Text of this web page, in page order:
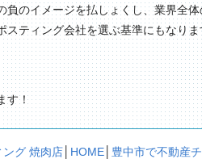
のイメージを払しょくし、業界全
スティング会社を選ぶ基準にもなりま
す！
豊中市で不動産
HOME
ング 焼肉店